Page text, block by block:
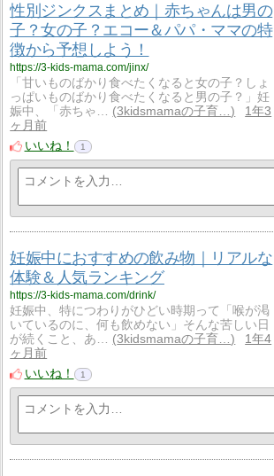
性別ジンクスまとめ｜赤ちゃんは男の
子？女の子？エコー＆パパ・ママの特
徴から予想しよう！
https://3-kids-mama.com/jinx/
「甘いものばかり食べたくなると女の子？しょ
っぱいものばかり食べたくなると男の子？」妊
娠中、「赤ちゃ…
3kidsmamaの子育…
1年3
ヶ月前
いいね！
1
妊娠中におすすめの飲み物｜リアルな
体験＆人気ランキング
https://3-kids-mama.com/drink/
妊娠中、特につわりがひどい時期って「喉が渇
いているのに、何も飲めない」そんな苦しい日
が続くこと、あ…
3kidsmamaの子育…
1年4
ヶ月前
いいね！
1